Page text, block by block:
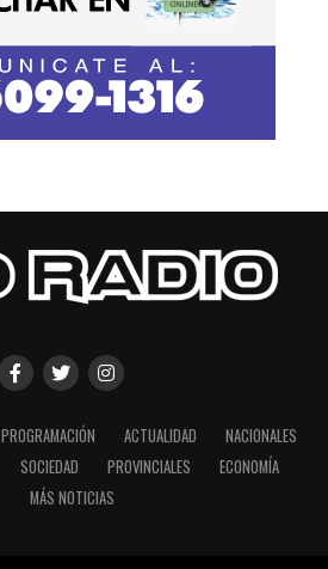
PROGRAMACIÓN ACTUALIDAD
NACIONALES
SOCIEDAD PROVINCIALES
ECONOMÍA
MÁS NOTICIAS